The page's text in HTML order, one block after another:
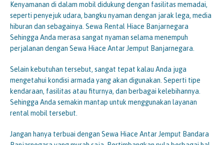
Kenyamanan di dalam mobil didukung dengan fasilitas memadai,
seperti penyejuk udara, bangku nyaman dengan jarak lega, media
hiburan dan sebagainya. Sewa Rental Hiace Banjarnegara
Sehingga Anda merasa sangat nyaman selama menempuh
perjalanan dengan Sewa Hiace Antar Jemput Banjarnegara.
Selain kebutuhan tersebut, sangat tepat kalau Anda juga
mengetahui kondisi armada yang akan digunakan. Seperti tipe
kendaraan, fasilitas atau fiturnya, dan berbagai kelebihannya.
Sehingga Anda semakin mantap untuk menggunakan layanan
rental mobil tersebut.
Jangan hanya terbuai dengan Sewa Hiace Antar Jemput Bandara